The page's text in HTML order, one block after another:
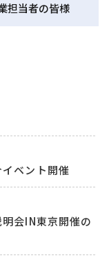
担当者の皆様
イベント開催
会IN東京開催の